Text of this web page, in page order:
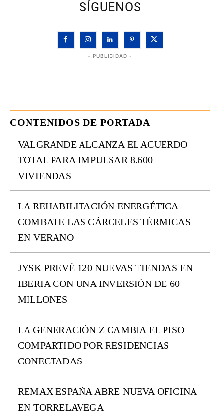
SÍGUENOS
- PUBLICIDAD -
CONTENIDOS DE PORTADA
VALGRANDE ALCANZA EL ACUERDO
TOTAL PARA IMPULSAR 8.600
VIVIENDAS
LA REHABILITACIÓN ENERGÉTICA
COMBATE LAS CÁRCELES TÉRMICAS
EN VERANO
JYSK PREVÉ 120 NUEVAS TIENDAS EN
IBERIA CON UNA INVERSIÓN DE 60
MILLONES
LA GENERACIÓN Z CAMBIA EL PISO
COMPARTIDO POR RESIDENCIAS
CONECTADAS
REMAX ESPAÑA ABRE NUEVA OFICINA
EN TORRELAVEGA